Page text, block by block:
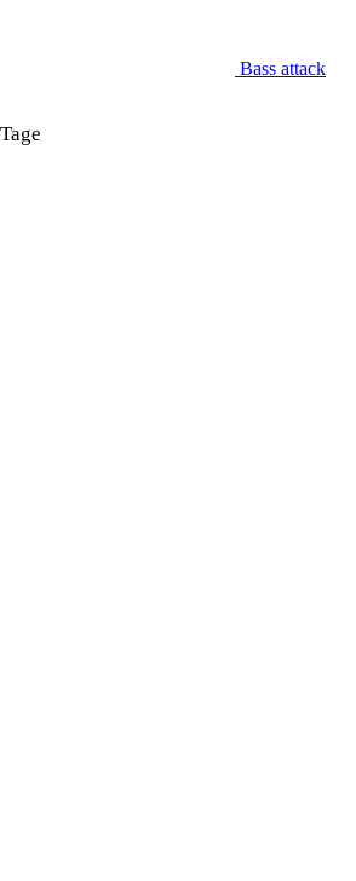
Bass attack